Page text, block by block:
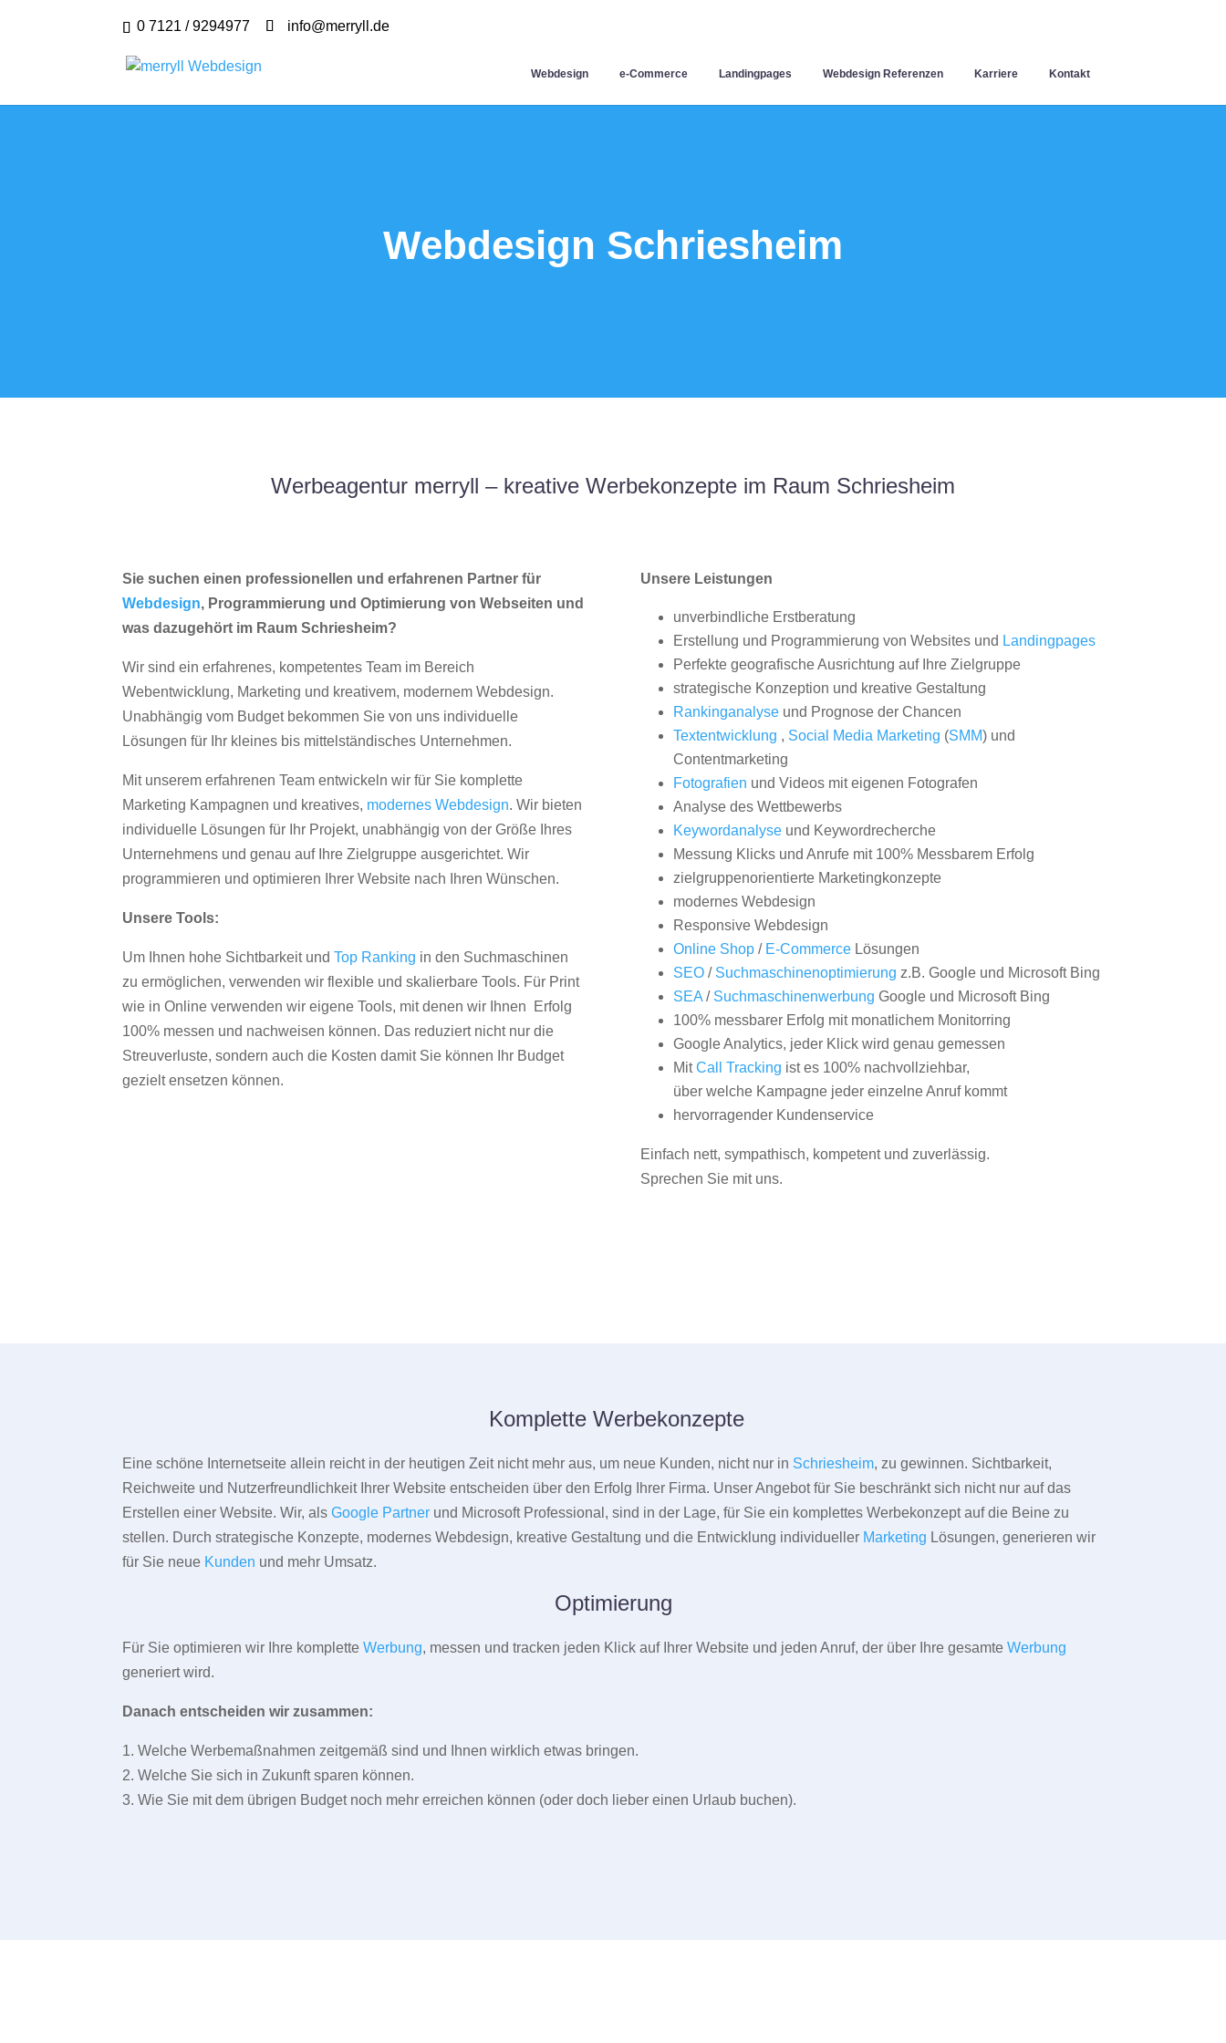
0 7121 / 9294977 info@merryll.de
Webdesign e-Commerce Landingpages Webdesign Referenzen Karriere Kontakt
Webdesign Schriesheim
Werbeagentur merryll – kreative Werbekonzepte im Raum Schriesheim
Sie suchen einen professionellen und erfahrenen Partner für
Webdesign, Programmierung und Optimierung von Webseiten und
was dazugehört im Raum Schriesheim?
Wir sind ein erfahrenes, kompetentes Team im Bereich
Webentwicklung, Marketing und kreativem, modernem Webdesign.
Unabhängig vom Budget bekommen Sie von uns individuelle
Lösungen für Ihr kleines bis mittelständisches Unternehmen.
Mit unserem erfahrenen Team entwickeln wir für Sie komplette
Marketing Kampagnen und kreatives, modernes Webdesign. Wir bieten
individuelle Lösungen für Ihr Projekt, unabhängig von der Größe Ihres
Unternehmens und genau auf Ihre Zielgruppe ausgerichtet. Wir
programmieren und optimieren Ihrer Website nach Ihren Wünschen.
Unsere Tools:
Um Ihnen hohe Sichtbarkeit undTop Ranking in den Suchmaschinen
zu ermöglichen, verwenden wir flexible und skalierbare Tools. Für Print
wie in Online verwenden wir eigene Tools, mit denen wir Ihnen Erfolg
100% messen und nachweisen können. Das reduziert nicht nur die
Streuverluste, sondern auch die Kosten damit Sie können Ihr Budget
gezielt ensetzen können.
Unsere Leistungen
unverbindliche Erstberatung
Erstellung und Programmierung von Websites und Landingpages
Perfekte geografische Ausrichtung auf Ihre Zielgruppe
strategische Konzeption und kreative Gestaltung
Rankinganalyseund Prognose der Chancen
Textentwicklung , Social Media Marketing (SMM) und
Contentmarketing
Fotografien und Videos mit eigenen Fotografen
Analyse des Wettbewerbs
Keywordanalyseund Keywordrecherche
Messung Klicks und Anrufe mit 100% Messbarem Erfolg
zielgruppenorientierte Marketingkonzepte
modernes Webdesign
Responsive Webdesign
Online Shop/ E-CommerceLösungen
SEO/ Suchmaschinenoptimierung z.B. Google und Microsoft Bing
SEA/ Suchmaschinenwerbung Google und Microsoft Bing
100% messbarer Erfolg mit monatlichem Monitorring
Google Analytics, jeder Klick wird genau gemessen
MitCall Tracking ist es 100% nachvollziehbar,
über welche Kampagne jeder einzelne Anruf kommt
hervorragender Kundenservice
Einfach nett, sympathisch, kompetent und zuverlässig.
Sprechen Sie mit uns.
Komplette Werbekonzepte
Eine schöne Internetseite allein reicht in der heutigen Zeit nicht mehr aus, um neue Kunden, nicht nur in Schriesheim, zu gewinnen. Sichtbarkeit,
Reichweite und Nutzerfreundlichkeit Ihrer Website entscheiden über den Erfolg Ihrer Firma. Unser Angebot für Sie beschränkt sich nicht nur auf das
Erstellen einer Website. Wir, alsGoogle Partner und Microsoft Professional, sind in der Lage, für Sie ein komplettes Werbekonzept auf die Beine zu
stellen. Durch strategische Konzepte, modernes Webdesign, kreative Gestaltung und die Entwicklung individueller Marketing Lösungen, generieren wir
für Sie neue Kunden und mehr Umsatz.
Optimierung
Für Sie optimieren wir Ihre kompletteWerbung, messen und tracken jeden Klick auf Ihrer Website und jeden Anruf, der über Ihre gesamteWerbung
generiert wird.
Danach entscheiden wir zusammen:
1. Welche Werbemaßnahmen zeitgemäß sind und Ihnen wirklich etwas bringen.
2. Welche Sie sich in Zukunft sparen können.
3. Wie Sie mit dem übrigen Budget noch mehr erreichen können (oder doch lieber einen Urlaub buchen).